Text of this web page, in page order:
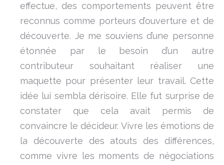
effectue, des comportements peuvent être
reconnus comme porteurs d’ouverture et de
découverte. Je me souviens d’une personne
étonnée par le besoin d’un autre
contributeur souhaitant réaliser une
maquette pour présenter leur travail. Cette
idée lui sembla dérisoire. Elle fut surprise de
constater que cela avait permis de
convaincre le décideur. Vivre les émotions de
la découverte des atouts des différences,
comme vivre les moments de négociations